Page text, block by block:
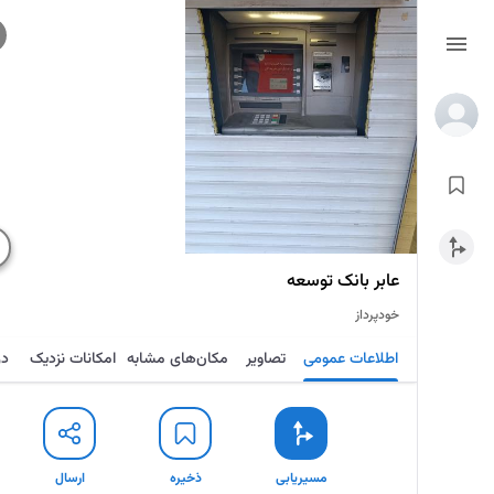
عابر بانک توسعه
خودپرداز
اطلاعات عمومی تصاویر مکان‌های مشابه امکانات نزدیک
مسیریابی ذخیره ارسال